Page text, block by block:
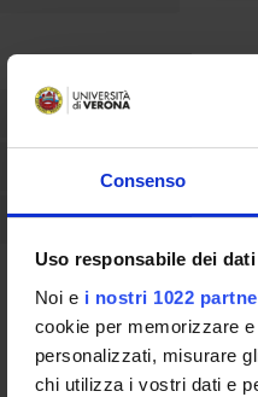
Consenso
Uso responsabile dei dati
Noi e i nostri 1022
cookie per memorizzare
personalizzati, misurare
chi utilizza i vostri dati e